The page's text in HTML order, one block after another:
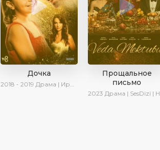
Дочка
2018 - 2019 Драма | Ирина Котова
Прощальное
письмо
2023 Драма | SesDizi | Новинки | Сериалы 2023